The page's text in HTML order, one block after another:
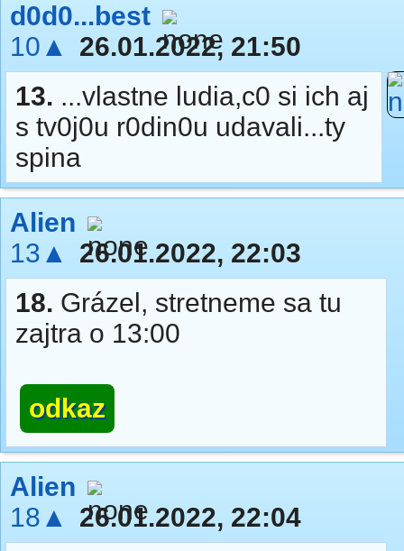
d0d0...best
10▲
26.01.2022, 21:50
13. ...vlastne ludia,c0 si ich aj
s tv0j0u r0din0u udavali...ty
spina
Alien
13▲
26.01.2022, 22:03
18. Grázel, stretneme sa tu
zajtra o 13:00
odkaz
Alien
18▲
26.01.2022, 22:04